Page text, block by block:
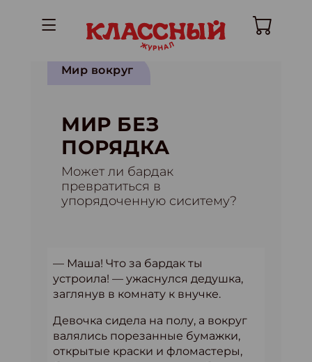
Мир вокруг
МИР БЕЗ
ПОРЯДКА
Может ли бардак
превратиться в
упорядоченную сиситему?
— Маша! Что за бардак ты
устроила! — ужаснулся дедушка,
заглянув в комнату к внучке.
Девочка сидела на полу, а вокруг
валялись порезанные бумажки,
открытые краски и фломастеры,